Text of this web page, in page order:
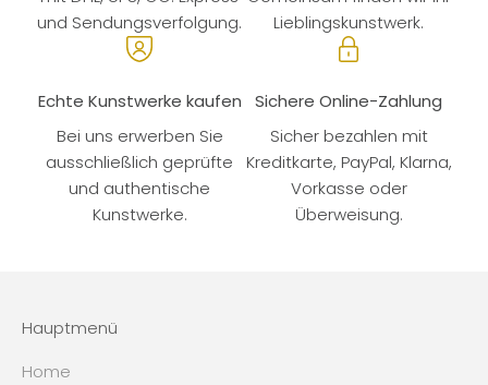
und Sendungsverfolgung.
Lieblingskunstwerk.
Echte Kunstwerke kaufen
Bei uns erwerben Sie
ausschließlich geprüfte
und authentische
Kunstwerke.
Sichere Online-Zahlung
Sicher bezahlen mit
Kreditkarte, PayPal, Klarna,
Vorkasse oder
Überweisung.
Hauptmenü
Home